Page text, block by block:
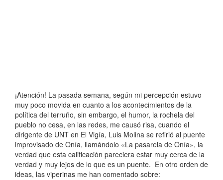
¡Atención! La pasada semana, según mi percepción estuvo
muy poco movida en cuanto a los acontecimientos de la
política del terruño, sin embargo, el humor, la rochela del
pueblo no cesa, en las redes, me causó risa, cuando el
dirigente de UNT en El Vigía, Luis Molina se refirió al puente
improvisado de Onía, llamándolo «La pasarela de Onía», la
verdad que esta calificación pareciera estar muy cerca de la
verdad y muy lejos de lo que es un puente. En otro orden de
ideas, las viperinas me han comentado sobre: